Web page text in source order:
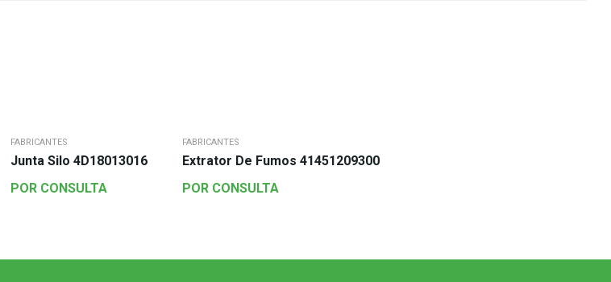
FABRICANTES
Junta Silo 4D18013016
POR CONSULTA
FABRICANTES
Extrator De Fumos 41451209300
POR CONSULTA